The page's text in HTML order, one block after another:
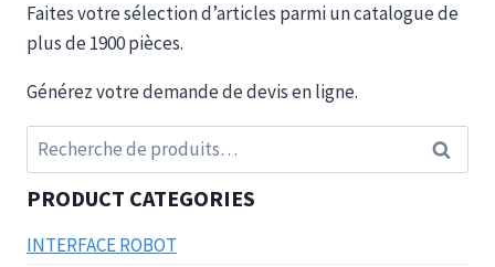
Faites votre sélection d’articles parmi un catalogue de
plus de 1900 pièces.
Générez votre demande de devis en ligne.
Recherche
pour :
PRODUCT CATEGORIES
INTERFACE ROBOT